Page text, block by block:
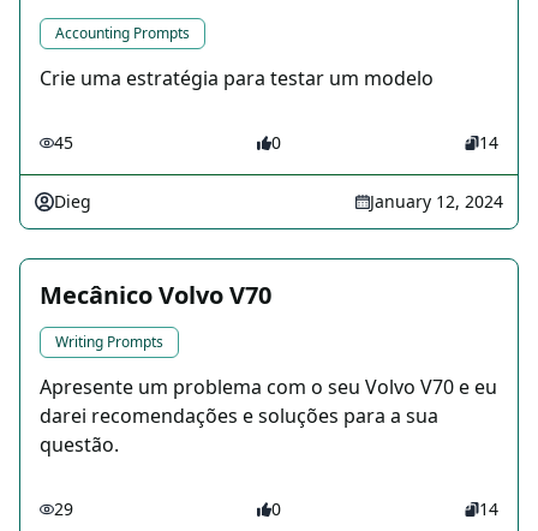
Accounting Prompts
Crie uma estratégia para testar um modelo
45 0 14
Dieg January 12, 2024
Mecânico Volvo V70
Writing Prompts
Apresente um problema com o seu Volvo V70 e eu
darei recomendações e soluções para a sua
questão.
29 0 14